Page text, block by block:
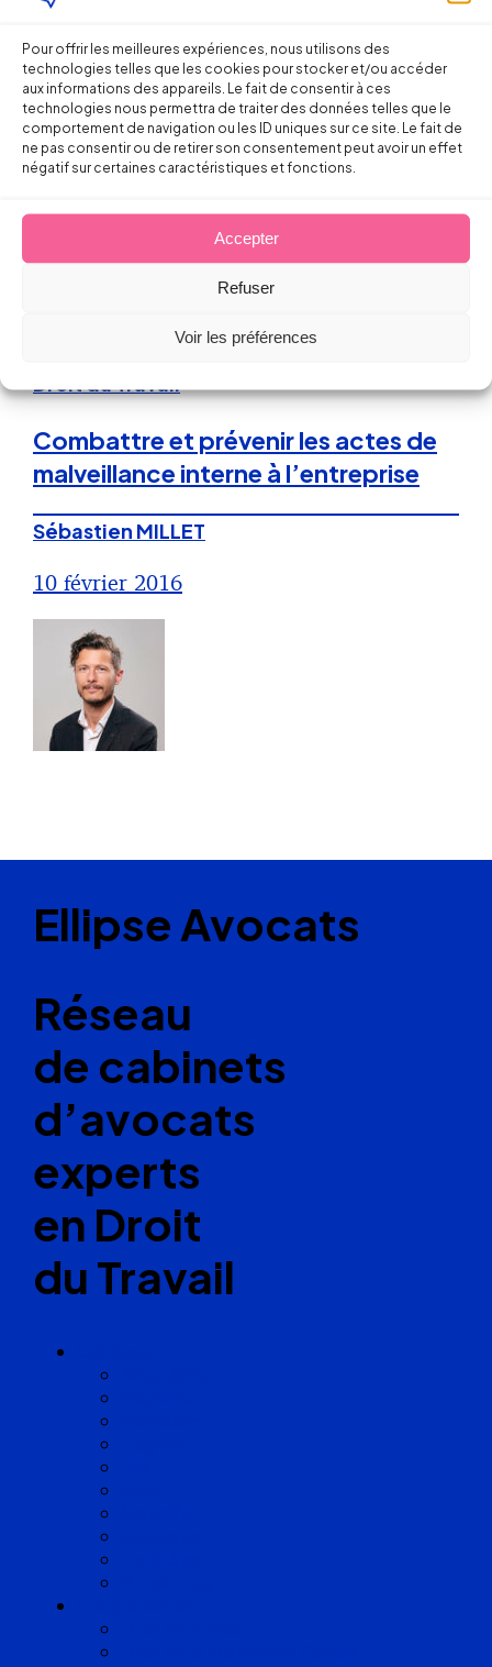
Pour offrir les meilleures expériences, nous utilisons des
technologies telles que les cookies pour stocker et/ou accéder
aux informations des appareils. Le fait de consentir à ces
technologies nous permettra de traiter des données telles que le
comportement de navigation ou les ID uniques sur ce site. Le fait de
ne pas consentir ou de retirer son consentement peut avoir un effet
négatif sur certaines caractéristiques et fonctions.
Accepter
Refuser
Voir les préférences
établissements sociaux et médico-
sociaux en cas d’évènement grave
Sébastien MILLET
Droit du Travail
Combattre et prévenir les actes de
malveillance interne à l’entreprise
Sébastien MILLET
10 février 2016
Ellipse Avocats
Réseau
de cabinets
d’avocats
experts
en Droit
du Travail